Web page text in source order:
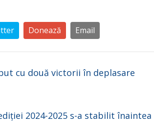
V
d
Donează Email
cu două victorii în deplasare
2024-2025 s-a stabilit